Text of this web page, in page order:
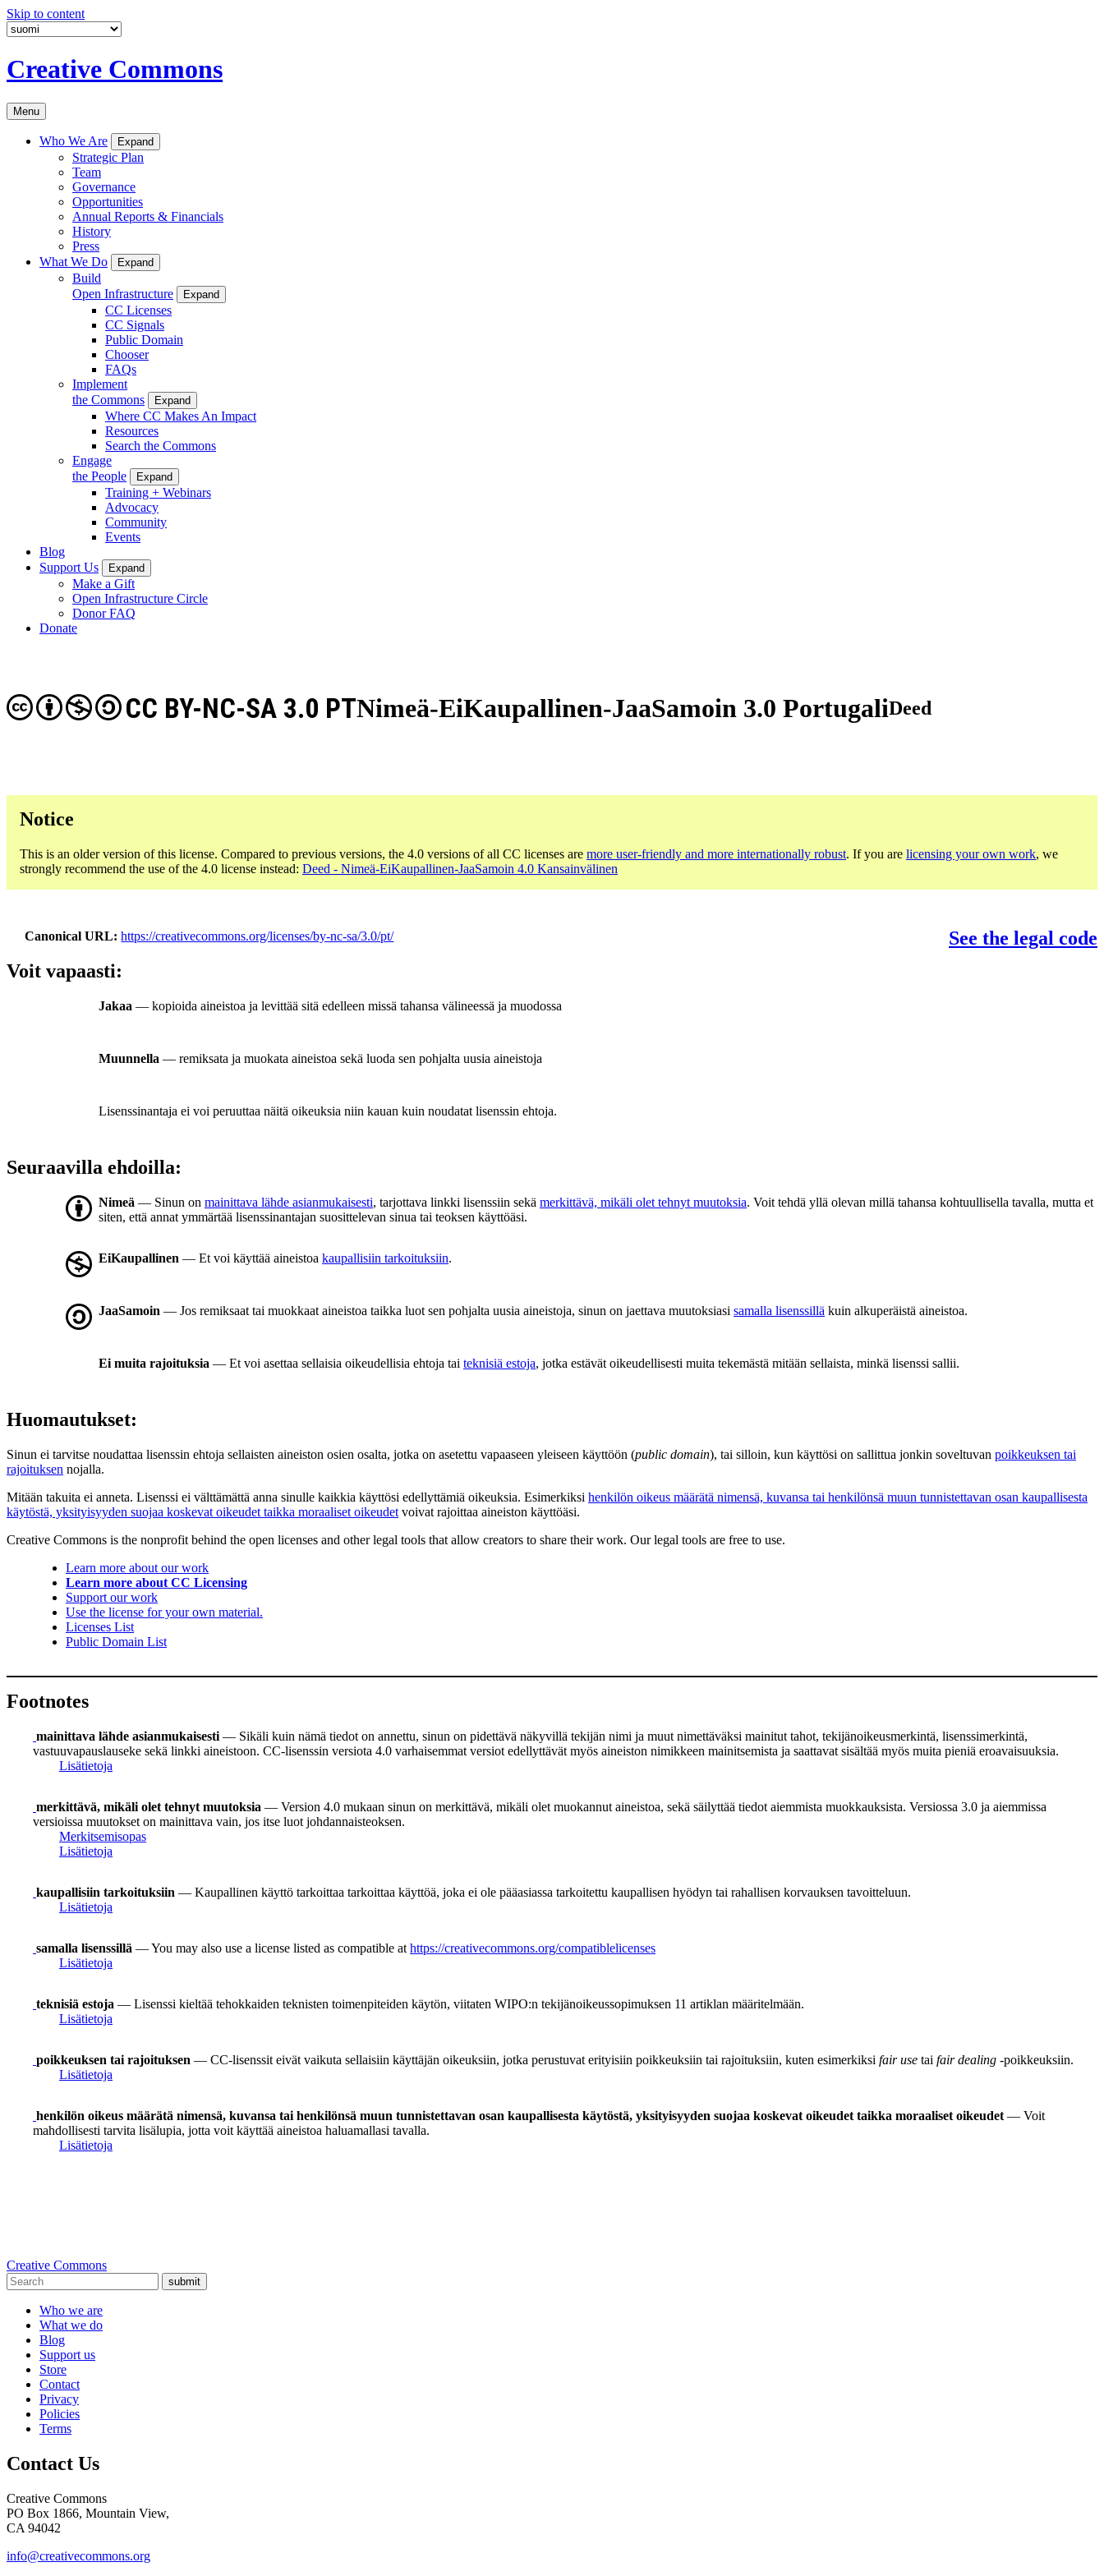
Skip to content
Creative Commons
Menu
Who We Are Expand
Strategic Plan
Team
Governance
Opportunities
Annual Reports & Financials
History
Press
What We Do
Expand
Build
Open Infrastructure
Expand
CC Licenses
CC Signals
Public Domain
Chooser
FAQs
Implement
the Commons
Expand
Where CC Makes An Impact
Resources
Search the Commons
Engage
the People
Expand
Training + Webinars
Advocacy
Community
Events
Blog
Support Us
Expand
Make a Gift
Open Infrastructure Circle
Donor FAQ
Donate
Nimeä-EiKaupallinen-JaaSamoin 3.0 Portugali
CC BY-NC-SA 3.0 PT Deed
Notice
This is an older version of this license. Compared to previous versions, the 4.0 versions of all CC licenses are more user-friendly and more internationally robust. If you are licensing your own work, we
strongly recommend the use of the 4.0 license instead: Deed - Nimeä-EiKaupallinen-JaaSamoin 4.0 Kansainvälinen
Canonical URL https://creativecommons.org/licenses/by-nc-sa/3.0/pt/
See the legal code
Voit vapaasti:
Jakaa — kopioida aineistoa ja levittää sitä edelleen missä tahansa välineessä ja muodossa
Muunnella — remiksata ja muokata aineistoa sekä luoda sen pohjalta uusia aineistoja
Lisenssinantaja ei voi peruuttaa näitä oikeuksia niin kauan kuin noudatat lisenssin ehtoja.
Seuraavilla ehdoilla:
Nimeä — Sinun on mainittava lähde asianmukaisesti, tarjottava linkki lisenssiin sekä merkittävä, mikäli olet tehnyt muutoksia. Voit tehdä yllä olevan millä tahansa kohtuullisella tavalla, mutta et
siten, että annat ymmärtää lisenssinantajan suosittelevan sinua tai teoksen käyttöäsi.
EiKaupallinen — Et voi käyttää aineistoa kaupallisiin tarkoituksiin.
JaaSamoin — Jos remiksaat tai muokkaat aineistoa taikka luot sen pohjalta uusia aineistoja, sinun on jaettava muutoksiasi samalla lisenssillä kuin alkuperäistä aineistoa.
Ei muita rajoituksia — Et voi asettaa sellaisia oikeudellisia ehtoja tai teknisiä estoja, jotka estävät oikeudellisesti muita tekemästä mitään sellaista, minkä lisenssi sallii.
Huomautukset:
Sinun ei tarvitse noudattaa lisenssin ehtoja sellaisten aineiston osien osalta, jotka on asetettu vapaaseen yleiseen käyttöön (public domain), tai silloin, kun käyttösi on sallittua jonkin soveltuvan poikkeuksen tai
rajoituksen nojalla.
Mitään takuita ei anneta. Lisenssi ei välttämättä anna sinulle kaikkia käyttösi edellyttämiä oikeuksia. Esimerkiksi henkilön oikeus määrätä nimensä, kuvansa tai henkilönsä muun tunnistettavan osan kaupallisesta
käytöstä, yksityisyyden suojaa koskevat oikeudet taikka moraaliset oikeudet voivat rajoittaa aineiston käyttöäsi.
Creative Commons is the nonprofit behind the open licenses and other legal tools that allow creators to share their work. Our legal tools are free to use.
Learn more about our work
Learn more about CC Licensing
Support our work
Use the license for your own material.
Licenses List
Public Domain List
Footnotes
mainittava lähde asianmukaisesti — Sikäli kuin nämä tiedot on annettu, sinun on pidettävä näkyvillä tekijän nimi ja muut nimettäväksi mainitut tahot, tekijänoikeusmerkintä, lisenssimerkintä,
vastuuvapauslauseke sekä linkki aineistoon. CC-lisenssin versiota 4.0 varhaisemmat versiot edellyttävät myös aineiston nimikkeen mainitsemista ja saattavat sisältää myös muita pieniä eroavaisuuksia.
Lisätietoja
merkittävä, mikäli olet tehnyt muutoksia — Version 4.0 mukaan sinun on merkittävä, mikäli olet muokannut aineistoa, sekä säilyttää tiedot aiemmista muokkauksista. Versiossa 3.0 ja aiemmissa
versioissa muutokset on mainittava vain, jos itse luot johdannaisteoksen.
Merkitsemisopas
Lisätietoja
kaupallisiin tarkoituksiin — Kaupallinen käyttö tarkoittaa tarkoittaa käyttöä, joka ei ole pääasiassa tarkoitettu kaupallisen hyödyn tai rahallisen korvauksen tavoitteluun.
Lisätietoja
samalla lisenssillä — You may also use a license listed as compatible at https://creativecommons.org/compatiblelicenses
Lisätietoja
teknisiä estoja — Lisenssi kieltää tehokkaiden teknisten toimenpiteiden käytön, viitaten WIPO:n tekijänoikeussopimuksen 11 artiklan määritelmään.
Lisätietoja
poikkeuksen tai rajoituksen — CC-lisenssit eivät vaikuta sellaisiin käyttäjän oikeuksiin, jotka perustuvat erityisiin poikkeuksiin tai rajoituksiin, kuten esimerkiksi fair use tai fair dealing -poikkeuksiin.
Lisätietoja
henkilön oikeus määrätä nimensä, kuvansa tai henkilönsä muun tunnistettavan osan kaupallisesta käytöstä, yksityisyyden suojaa koskevat oikeudet taikka moraaliset oikeudet — Voit
mahdollisesti tarvita lisälupia, jotta voit käyttää aineistoa haluamallasi tavalla.
Lisätietoja
Creative Commons
submit
Who we are
What we do
Blog
Support us
Store
Contact
Privacy
Policies
Terms
Contact Us
Creative Commons
PO Box 1866, Mountain View,
CA 94042
info@creativecommons.org